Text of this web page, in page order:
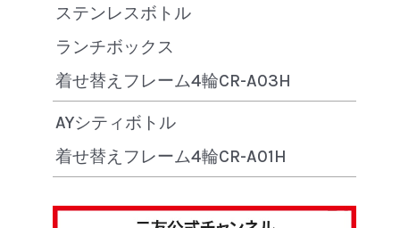
ステンレスボトル
ランチボックス
着せ替えフレーム4輪CR-A03H
AYシティボトル
着せ替えフレーム4輪CR-A01H